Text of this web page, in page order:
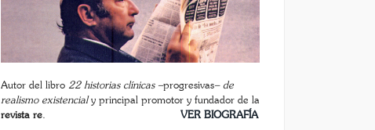
Autor del libro 22 historias clínicas –progresivas– de
realismo existencialy principal promotor y fundador de la
revista re. VER BIOGRAFÍA